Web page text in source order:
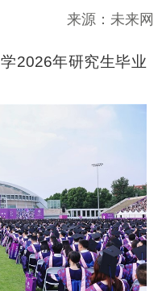
来源：未来网
2026年研究生毕业